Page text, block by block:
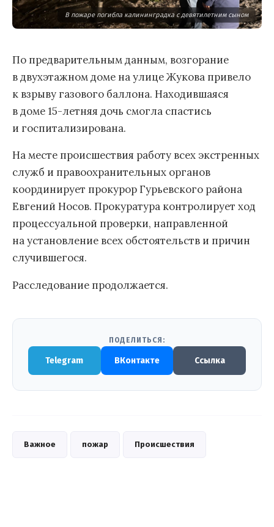
В пожаре погибла калининградка с девятилетним сыном
По предварительным данным, возгорание
в двухэтажном доме на улице Жукова привело
к взрыву газового баллона. Находившаяся
в доме 15-летняя дочь смогла спастись
и госпитализирована.
На месте происшествия работу всех экстренных
служб и правоохранительных органов
координирует прокурор Гурьевского района
Евгений Носов. Прокуратура контролирует ход
процессуальной проверки, направленной
на установление всех обстоятельств и причин
случившегося.
Расследование продолжается.
ПОДЕЛИТЬСЯ:
Telegram ВКонтакте Ссылка
Важное пожар Происшествия